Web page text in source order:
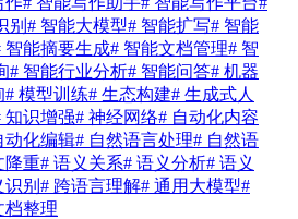
别 # 智能大模型# 智能扩写# 智能
智能摘要生成# 智能文档管理# 智
# 智能行业分析# 智能问答# 机器
# 模型训练# 生态构建# 生成式人
知识增强# 神经网络# 自动化内容
动化编辑# 自然语言处理# 自然语
降重# 语义关系# 语义分析# 语义
识别 # 跨语言理解# 通用大模型#
档整理